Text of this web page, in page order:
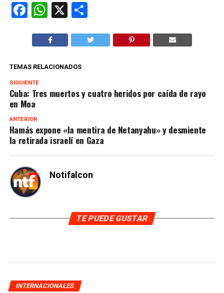
Facebook
WhatsApp
X
TEMAS RELACIONADOS
SIGUIENTE
Cuba: Tres muertos y cuatro heridos por caída de rayo
en Moa
ANTERIOR
Hamás expone «la mentira de Netanyahu» y desmiente
la retirada israelí en Gaza
Notifalcon
TE PUEDE GUSTAR
INTERNACIONALES